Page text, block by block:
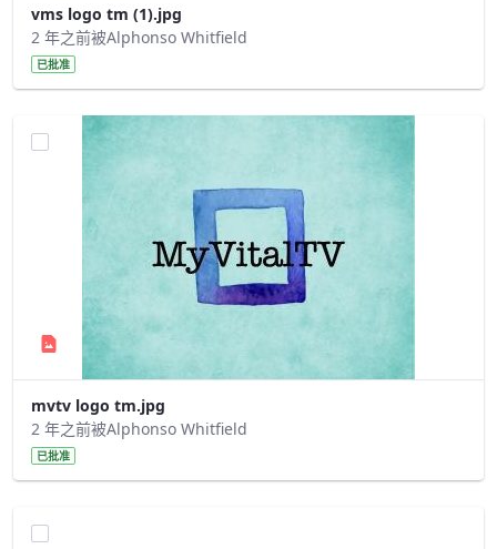
vms logo tm (1).jpg
2 年之前被Alphonso Whitfield
已批准
mvtv logo tm.jpg
2 年之前被Alphonso Whitfield
已批准